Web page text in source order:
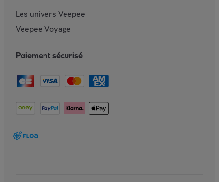
Les univers Veepee
Veepee Voyage
Paiement sécurisé